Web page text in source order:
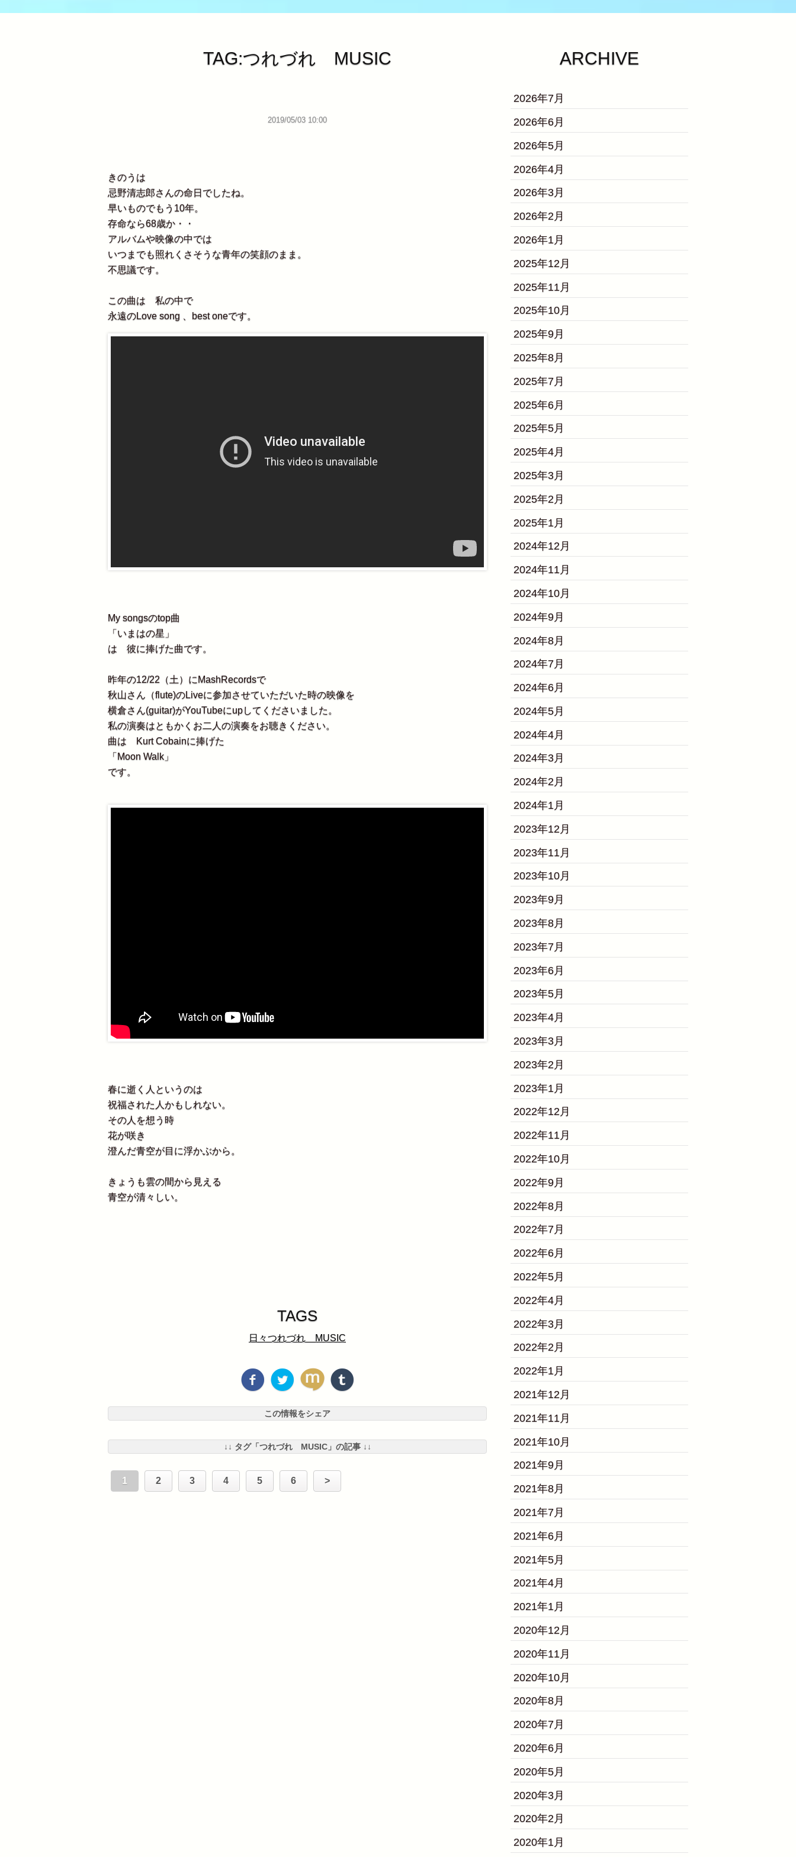
TAG:つれづれ MUSIC
2019/05/03 10:00
きのうは
忌野清志郎さんの命日でしたね。
早いものでもう10年。
存命なら68歳か・・
アルバムや映像の中では
いつまでも照れくさそうな青年の笑顔のまま。
不思議です。
この曲は 私の中で
永遠のLove song 、best oneです。
My songsのtop曲
「いまはの星」
は 彼に捧げた曲です。
昨年の12/22（土）にMashRecordsで
秋山さん（flute)のLiveに参加させていただいた時の映像を
横倉さん(guitar)がYouTubeにupしてくださいました。
私の演奏はともかくお二人の演奏をお聴きください。
曲は Kurt Cobainに捧げた
「Moon Walk」
です。
春に逝く人というのは
祝福された人かもしれない。
その人を想う時
花が咲き
澄んだ青空が目に浮かぶから。
きょうも雲の間から見える
青空が清々しい。
TAGS
日々つれづれ MUSIC
この情報をシェア
↓↓ タグ「つれづれ MUSIC」の記事 ↓↓
1 2 3 4 5 6 >
ARCHIVE
2026年7月
2026年6月
2026年5月
2026年4月
2026年3月
2026年2月
2026年1月
2025年12月
2025年11月
2025年10月
2025年9月
2025年8月
2025年7月
2025年6月
2025年5月
2025年4月
2025年3月
2025年2月
2025年1月
2024年12月
2024年11月
2024年10月
2024年9月
2024年8月
2024年7月
2024年6月
2024年5月
2024年4月
2024年3月
2024年2月
2024年1月
2023年12月
2023年11月
2023年10月
2023年9月
2023年8月
2023年7月
2023年6月
2023年5月
2023年4月
2023年3月
2023年2月
2023年1月
2022年12月
2022年11月
2022年10月
2022年9月
2022年8月
2022年7月
2022年6月
2022年5月
2022年4月
2022年3月
2022年2月
2022年1月
2021年12月
2021年11月
2021年10月
2021年9月
2021年8月
2021年7月
2021年6月
2021年5月
2021年4月
2021年1月
2020年12月
2020年11月
2020年10月
2020年8月
2020年7月
2020年6月
2020年5月
2020年3月
2020年2月
2020年1月